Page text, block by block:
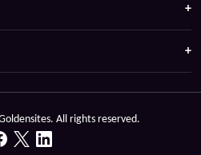
All rights reserved.